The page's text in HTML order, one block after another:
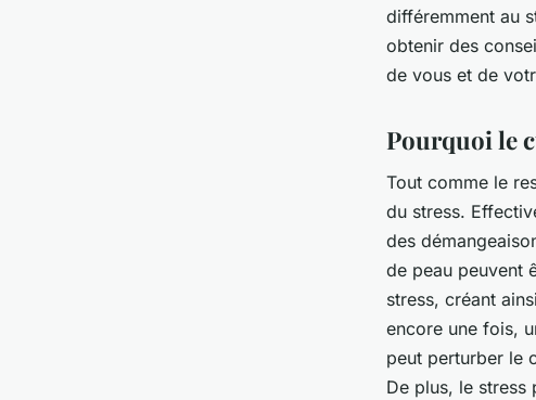
différemment au
obtenir des
de vous et de
Pourquoi le
Tout comme le
du stress.
des
de peau peuvent
stress, créant
encore une fois,
peut perturber le
De plus, le stress